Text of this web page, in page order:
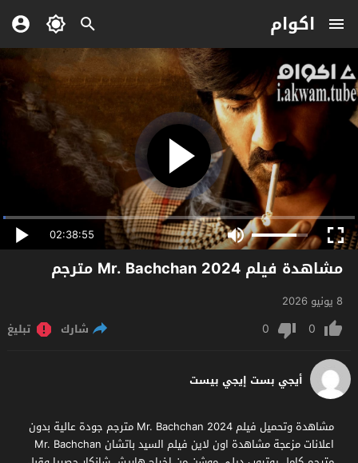
اكوام
02:38:55
مشاهدة فيلم Mr. Bachchan 2024 مترجم
8 يونيو 2026
0
0 شارك تبليغ
أيجي بست إيجي بيست
مشاهدة وتحميل فيلم Mr. Bachchan 2024 مترجم جودة عالية بدون
اعلانات مزعجة مشاهدة اون لاين فيلم السيد باتشان Mr. Bachchan